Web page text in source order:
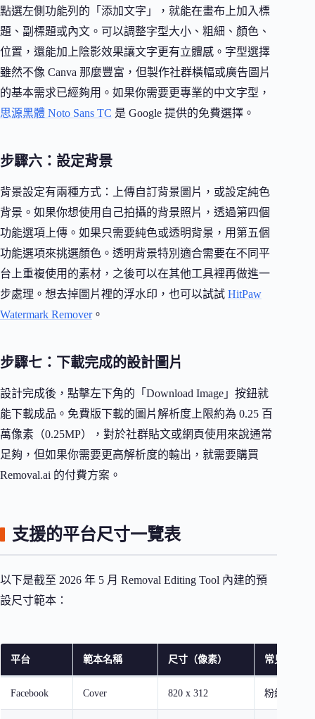
點選左側功能列的「添加文字」，就能在畫布上加入標
題、副標題或內文。可以調整字型大小、粗細、顏色、
位置，還能加上陰影效果讓文字更有立體感。字型選擇
雖然不像 Canva 那麼豐富，但製作社群橫幅或廣告圖片
的基本需求已經夠用。如果你需要更專業的中文字型，
思源黑體 Noto Sans TC 是 Google 提供的免費選擇。
步驟六：設定背景
背景設定有兩種方式：上傳自訂背景圖片，或設定純色
背景。如果你想使用自己拍攝的背景照片，透過第四個
功能選項上傳。如果只需要純色或透明背景，用第五個
功能選項來挑選顏色。透明背景特別適合需要在不同平
台上重複使用的素材，之後可以在其他工具裡再做進一
步處理。想去掉圖片裡的浮水印，也可以試試 HitPaw
Watermark Remover。
步驟七：下載完成的設計圖片
設計完成後，點擊左下角的「Download Image」按鈕就
能下載成品。免費版下載的圖片解析度上限約為 0.25 百
萬像素（0.25MP），對於社群貼文或網頁使用來說通常
足夠，但如果你需要更高解析度的輸出，就需要購買
Removal.ai 的付費方案。
支援的平台尺寸一覽表
以下是截至 2026 年 5 月 Removal Editing Tool 內建的預
設尺寸範本：
平台 範本名稱 尺寸（像素） 常見用途
Facebook Cover 820 x 312 粉絲專頁